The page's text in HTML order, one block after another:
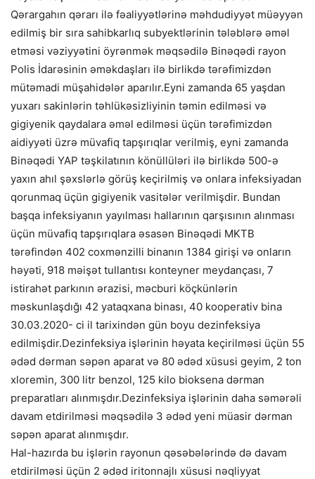
Qərargahın qərarı ilə fəaliyyətlərinə məhdudiyyət müəyyən
edilmiş bir sıra sahibkarlıq subyektlərinin tələblərə əməl
etməsi vəziyyətini öyrənmək məqsədilə Binəqədi rayon
Polis İdarəsinin əməkdaşları ilə birlikdə tərəfimizdən
mütəmadi müşahidələr aparılır.Eyni zamanda 65 yaşdan
yuxarı sakinlərin təhlükəsizliyinin təmin edilməsi və
gigiyenik qaydalara əməl edilməsi üçün tərəfimizdən
aidiyyəti üzrə müvafiq tapşırıqlar verilmiş, eyni zamanda
Binəqədi YAP təşkilatının könüllüləri ilə birlikdə 500-ə
yaxın ahıl şəxslərlə görüş keçirilmiş və onlara infeksiyadan
qorunmaq üçün gigiyenik vasitələr verilmişdir. Bundan
başqa infeksiyanın yayılması hallarının qarşısının alınması
üçün müvafiq tapşırıqlara əsasən Binəqədi MKTB
tərəfindən 402 coxmənzilli binanın 1384 girişi və onların
həyəti, 918 məişət tullantısı konteyner meydançası, 7
istirahət parkının ərazisi, məcburi köçkünlərin
məskunlaşdığı 42 yataqxana binası, 40 kooperativ bina
30.03.2020- ci il tarixindən gün boyu dezinfeksiya
edilmişdir.Dezinfeksiya işlərinin həyata keçirilməsi üçün 55
ədəd dərman səpən aparat və 80 ədəd xüsusi geyim, 2 ton
xloremin, 300 litr benzol, 125 kilo bioksena dərman
preparatları alınmışdır.Dezinfeksiya işlərinin daha səmərəli
davam etdirilməsi məqsədilə 3 ədəd yeni müasir dərman
səpən aparat alınmışdır.
Hal-hazırda bu işlərin rayonun qəsəbələrində də davam
etdirilməsi üçün 2 ədəd iritonnajlı xüsusi nəqliyyat